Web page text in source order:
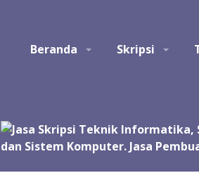
Perangkat Lunak. Jasa bantuan,
Beranda Skripsi